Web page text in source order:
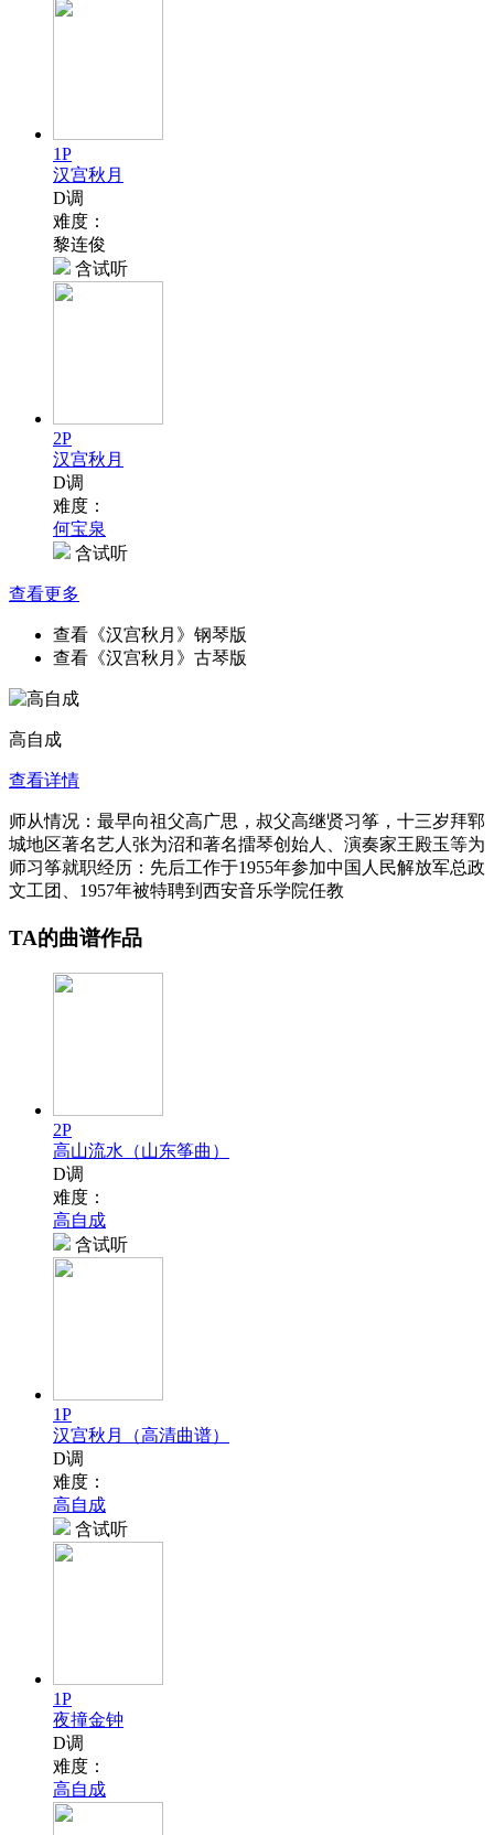
1P
汉宫秋月
D调
难度：
黎连俊
含试听
2P
汉宫秋月
D调
难度：
何宝泉
含试听
查看更多
查看《汉宫秋月》钢琴版
查看《汉宫秋月》古琴版
高自成
查看详情
师从情况：最早向祖父高广思，叔父高继贤习筝，十三岁拜郓
城地区著名艺人张为沼和著名擂琴创始人、演奏家王殿玉等为
师习筝就职经历：先后工作于1955年参加中国人民解放军总政
文工团、1957年被特聘到西安音乐学院任教
TA的曲谱作品
2P
高山流水（山东筝曲）
D调
难度：
高自成
含试听
1P
汉宫秋月（高清曲谱）
D调
难度：
高自成
含试听
1P
夜撞金钟
D调
难度：
高自成